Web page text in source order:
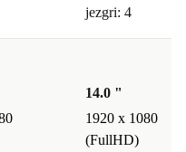
jezgri: 4
14.0 "
1920 x 1080
(FullHD)